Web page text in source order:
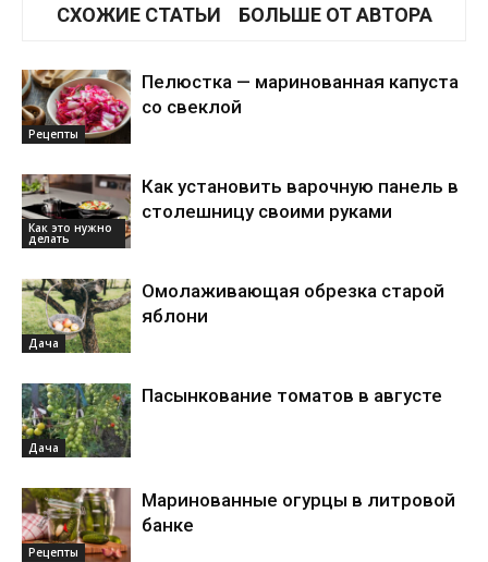
СХОЖИЕ СТАТЬИ БОЛЬШЕ ОТ АВТОРА
Рецепты
Пелюстка — маринованная капуста
со свеклой
Как это нужно
делать
Как установить варочную панель в
столешницу своими руками
Дача
Омолаживающая обрезка старой
яблони
Дача
Пасынкование томатов в августе
Рецепты
Маринованные огурцы в литровой
банке